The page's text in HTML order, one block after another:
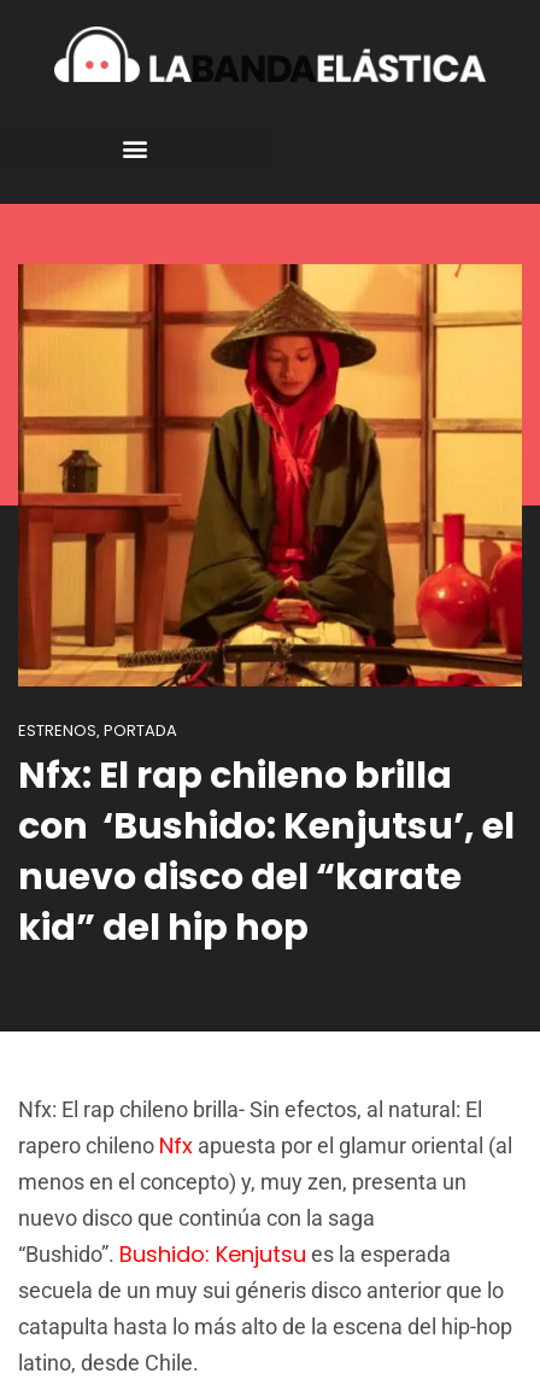
ESTRENOS, PORTADA
Nfx: El rap chileno brilla
con ‘Bushido: Kenjutsu’, el
nuevo disco del “karate
kid” del hip hop
Nfx: El rap chileno brilla- Sin efectos, al natural: El
rapero chileno Nfx apuesta por el glamur oriental (al
menos en el concepto) y, muy zen, presenta un
nuevo disco que continúa con la saga
“Bushido”. Bushido: Kenjutsu es la esperada
secuela de un muy sui géneris disco anterior que lo
catapulta hasta lo más alto de la escena del hip-hop
latino, desde Chile.